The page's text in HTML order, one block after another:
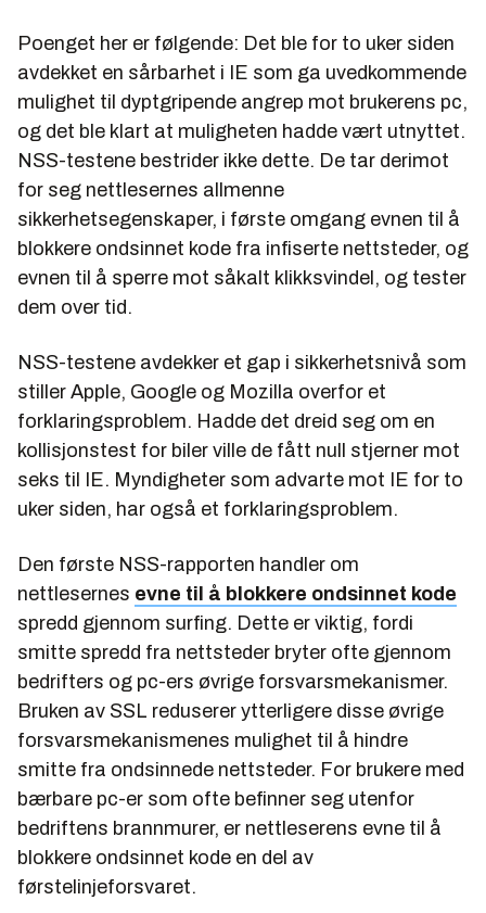
Poenget her er følgende: Det ble for to uker siden
avdekket en sårbarhet i IE som ga uvedkommende
mulighet til dyptgripende angrep mot brukerens pc,
og det ble klart at muligheten hadde vært utnyttet.
NSS-testene bestrider ikke dette. De tar derimot
for seg nettlesernes allmenne
sikkerhetsegenskaper, i første omgang evnen til å
blokkere ondsinnet kode fra infiserte nettsteder, og
evnen til å sperre mot såkalt klikksvindel, og tester
dem over tid.
NSS-testene avdekker et gap i sikkerhetsnivå som
stiller Apple, Google og Mozilla overfor et
forklaringsproblem. Hadde det dreid seg om en
kollisjonstest for biler ville de fått null stjerner mot
seks til IE. Myndigheter som advarte mot IE for to
uker siden, har også et forklaringsproblem.
Den første NSS-rapporten handler om
nettlesernes evne til å blokkere ondsinnet kode
spredd gjennom surfing. Dette er viktig, fordi
smitte spredd fra nettsteder bryter ofte gjennom
bedrifters og pc-ers øvrige forsvarsmekanismer.
Bruken av SSL reduserer ytterligere disse øvrige
forsvarsmekanismenes mulighet til å hindre
smitte fra ondsinnede nettsteder. For brukere med
bærbare pc-er som ofte befinner seg utenfor
bedriftens brannmurer, er nettleserens evne til å
blokkere ondsinnet kode en del av
førstelinjeforsvaret.